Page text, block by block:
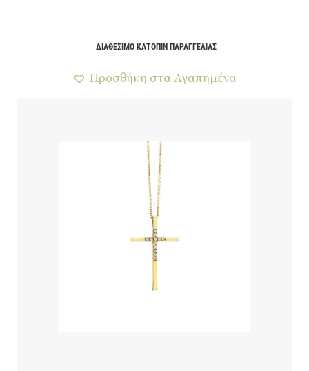
ΔΙΑΘΈΣΙΜΟ ΚΑΤΌΠΙΝ ΠΑΡΑΓΓΕΛΊΑΣ
Προσθήκη στα Αγαπημένα